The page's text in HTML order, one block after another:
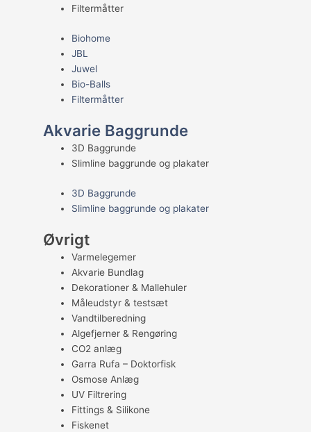
Filtermåtter
Biohome
JBL
Juwel
Bio-Balls
Filtermåtter
Akvarie Baggrunde
3D Baggrunde
Slimline baggrunde og plakater
3D Baggrunde
Slimline baggrunde og plakater
Øvrigt
Varmelegemer
Akvarie Bundlag
Dekorationer & Mallehuler
Måleudstyr & testsæt
Vandtilberedning
Algefjerner & Rengøring
CO2 anlæg
Garra Rufa – Doktorfisk
Osmose Anlæg
UV Filtrering
Fittings & Silikone
Fiskenet